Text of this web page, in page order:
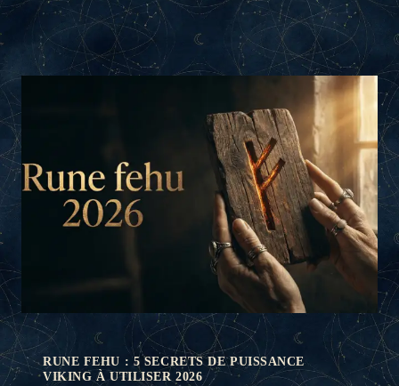
RUNE FEHU : 5 SECRETS DE PUISSANCE
VIKING À UTILISER 2026